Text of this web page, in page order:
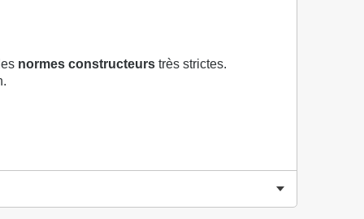
normes constructeurs très strictes.